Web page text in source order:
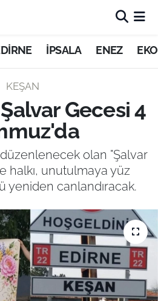
İPSALA ENEZ
KEŞAN
Gecesi 4
olan "Şalvar
halkı, unutulmaya yüz
yeniden canlandıracak.